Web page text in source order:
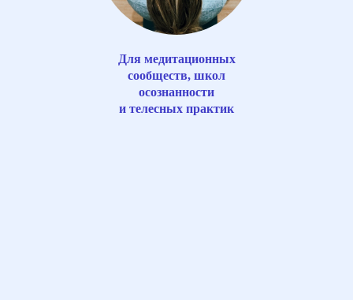
Для медитационных
сообществ, школ
осознанности
и телесных практик